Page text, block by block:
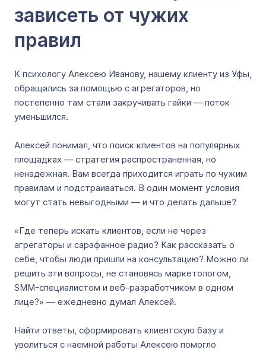
зависеть от чужих
правил
К психологу Алексею Иванову, нашему клиенту из Уфы,
обращались за помощью с агрегаторов, но
постепенно там стали закручивать гайки — поток
уменьшился.
Алексей понимал, что поиск клиентов на популярных
площадках — стратегия распространенная, но
ненадежная. Вам всегда приходится играть по чужим
правилам и подстраиваться. В один момент условия
могут стать невыгодными — и что делать дальше?
«Где теперь искать клиентов, если не через
агрегаторы и сарафанное радио? Как рассказать о
себе, чтобы люди пришли на консультацию? Можно ли
решить эти вопросы, не становясь маркетологом,
SMM-специалистом и веб-разработчиком в одном
лице?» — ежедневно думал Алексей.
Найти ответы, сформировать клиентскую базу и
уволиться с наемной работы Алексею помогло